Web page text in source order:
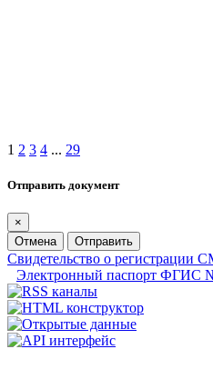
1 2 3 4 ... 29
Отправить документ
×
Отмена
Отправить
Свидетельство о
Электронный паспорт ФГИС